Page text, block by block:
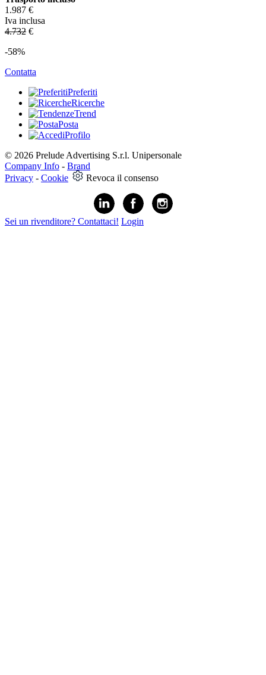
1.987 €
Iva inclusa
4.732 €
-58%
Contatta
Preferiti
Ricerche
Trend
Posta
Profilo
© 2026 Prelude Advertising S.r.l. Unipersonale
Company Info - Brand
Privacy - Cookie Revoca il consenso
Sei un rivenditore? Contattaci! Login